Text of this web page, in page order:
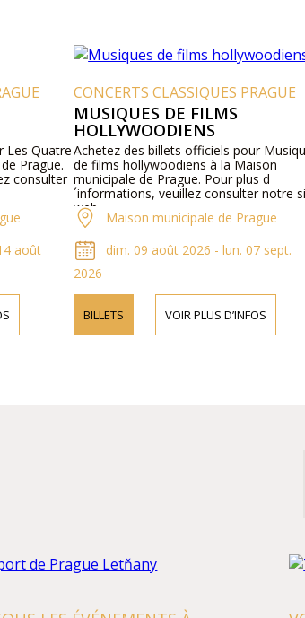
Quatre
Prague.
consulter
août
CONCERTS CLASSIQUES PRAGUE
MUSIQUES DE FILMS
HOLLYWOODIENS
Achetez des billets officiels pour
de films hollywoodiens à la Maison
municipale de Prague. Pour plus d
´informations, veuillez consulter notre
web.
Maison municipale de Prague
dim. 09 août 2026 - lun. 07 sept.
2026
BILLETS VOIR PLUS D’INFOS